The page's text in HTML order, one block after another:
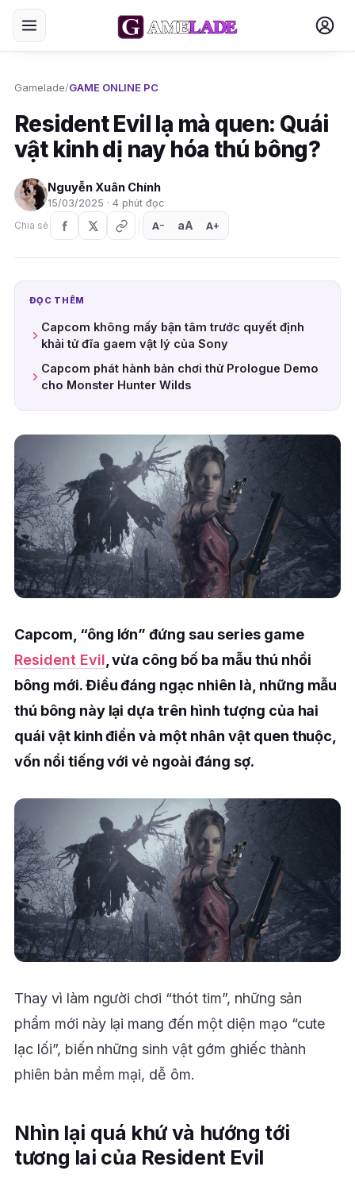
Gamelade/GAME ONLINE PC
Resident Evil lạ mà quen: Quái
vật kinh dị nay hóa thú bông?
Nguyễn Xuân Chính
15/03/2025 · 4 phút đọc
Chia sẻ
A− aA A+
ĐỌC THÊM
Capcom không mấy bận tâm trước quyết định
khải tử đĩa gaem vật lý của Sony
Capcom phát hành bản chơi thử Prologue Demo
cho Monster Hunter Wilds
Capcom, “ông lớn” đứng sau series game
Resident Evil , vừa công bố ba mẫu thú nhồi
bông mới. Điều đáng ngạc nhiên là, những mẫu
thú bông này lại dựa trên hình tượng của hai
quái vật kinh điển và một nhân vật quen thuộc,
vốn nổi tiếng với vẻ ngoài đáng sợ.
Thay vì làm người chơi “thót tim”, những sản
phẩm mới này lại mang đến một diện mạo “cute
lạc lối”, biến những sinh vật gớm ghiếc thành
phiên bản mềm mại, dễ ôm.
Nhìn lại quá khứ và hướng tới
tương lai của Resident Evil